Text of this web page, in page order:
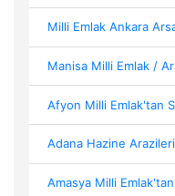
Milli Emlak Ankara Arsa
Manisa Milli Emlak /
Afyon Milli Emlak'tan
Adana Hazine
Amasya Milli Emlak'tan